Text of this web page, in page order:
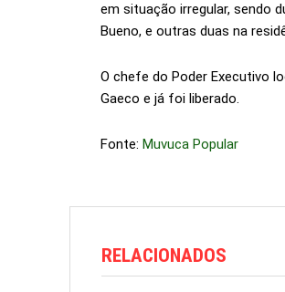
em situação irregular, sendo
Bueno, e outras duas na
O chefe do Poder Executivo
Gaeco e já foi liberado.
Fonte: Muvuca Popular
RELACIONADOS